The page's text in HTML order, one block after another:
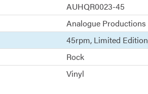
AUHQR0023-45
Analogue Productions
45rpm Limited Edition
Rock
Vinyl